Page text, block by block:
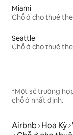
Miami
Chỗ ở cho thuê
Seattle
Chỗ ở cho thuê
*Một số trường
chỗ ở nhất định.
Airbnb Hoa Kỳ